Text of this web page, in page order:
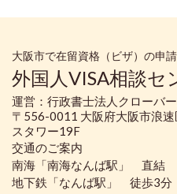
大阪市で在留資格（ビザ）の申
外国人VISA相談セ
運営：行政書士法人クローバ
〒556-0011 大阪府大阪市浪
スタワー19F
交通のご案内
南海「南海なんば駅」 直結
地下鉄「なんば駅」 徒歩3分